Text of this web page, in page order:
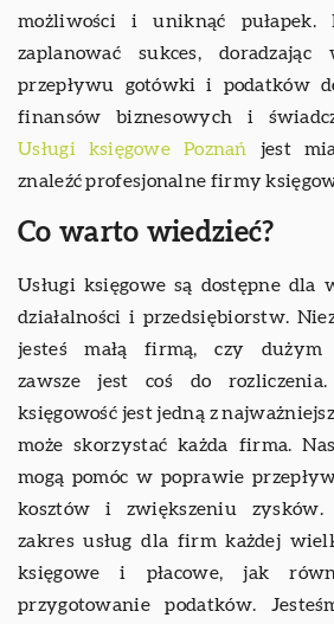
możliwości i uniknąć pułapek.
zaplanować sukces,
przepływu gotówki i podatków
finansów biznesowych i
Usługi księgowe Poznań
jest
znaleźć profesjonalne firmy
Co warto wiedzieć?
Usługi księgowe są dostępne dla
działalności i przedsiębiorstw.
jesteś małą firmą, czy dużym
zawsze jest coś do
księgowość jest jedną z
może skorzystać każda firma.
mogą pomóc w poprawie
kosztów i zwiększeniu zysków.
zakres usług dla firm każdej
księgowe i płacowe, jak
przygotowanie podatków.